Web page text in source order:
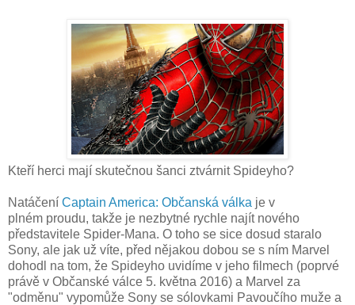
Kteří herci mají skutečnou šanci ztvárnit Spideyho?
Natáčení Captain America: Občanská válka je v
plném proudu, takže je nezbytné rychle najít nového
představitele Spider-Mana. O toho se sice dosud staralo
Sony, ale jak už víte, před nějakou dobou se s ním Marvel
dohodl na tom, že Spideyho uvidíme v jeho filmech (poprvé
právě v Občanské válce 5. května 2016) a Marvel za
"odměnu" vypomůže Sony se sólovkami Pavoučího muže a